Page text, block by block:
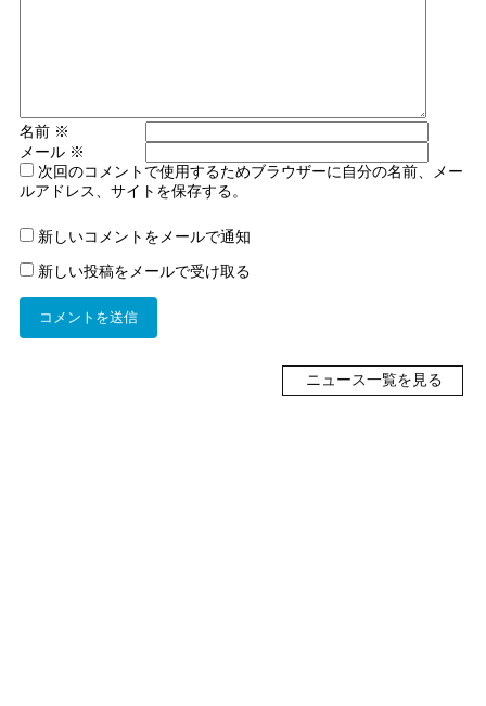
名前 ※
メール ※
次回のコメントで使用するためブラウザーに自分の名前、メー
ルアドレス、サイトを保存する。
新しいコメントをメールで通知
新しい投稿をメールで受け取る
ニュース一覧を見る